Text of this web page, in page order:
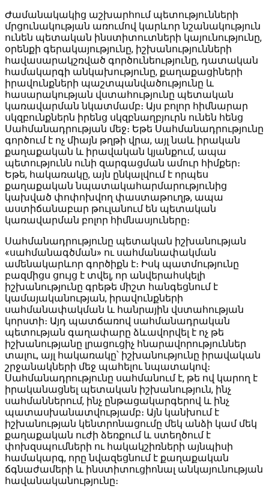
Ժամանակակից աշխարհում պետությունների
մրցունակության առումով կարևոր նշանակություն
ունեն պետական ինստիտուտների կայունությունը,
օրենքի գերակայությունը, իշխանությունների
հավասարակշռված գործունեությունը, դատական
համակարգի անկախությունը, քաղաքացիների
իրավունքների պաշտպանվածությունը և
հասարակության վստահությունը պետական
կառավարման նկատմամբ։ Այս բոլոր հիմնարար
սկզբունքներն իրենց սկզբնաղբյուրն ունեն հենց
Սահմանադրության մեջ։ Եթե Սահմանադրությունը
գործում է ոչ միայն թղթի վրա, այլ նաև իրական
քաղաքական և իրավական կյանքում, ապա
պետությունն ունի զարգացման ամուր հիմքեր։
Եթե, հակառակը, այն ընկալվում է որպես
քաղաքական նպատակահարմարությունից
կախված փոփոխվող փաստաթուղթ, ապա
աստիճանաբար թուլանում են պետական
կառավարման բոլոր հիմնասյուները։
Սահմանադրությունը պետական իշխանության
«սահմանագծման» ու սահմանափակման
ամենակարևոր գործիքն է։ Իսկ պատմությունը
բազմիցս ցույց է տվել, որ անվերահսկելի
իշխանությունը գրեթե միշտ հանգեցնում է
կամայականության, իրավունքների
սահմանափակման և հանրային վստահության
կորստի։ Այդ պատճառով սահմանադրական
պետության գաղափարը ձևավորվել է ոչ թե
իշխանությանը լրացուցիչ հնարավորություններ
տալու, այլ հակառակը՝ իշխանությունը իրավական
շրջանակների մեջ պահելու նպատակով։
Սահմանադրությունը սահմանում է, թե ով կարող է
իրականացնել պետական իշխանություն, ինչ
սահմաններում, ինչ ընթացակարգերով և ինչ
պատասխանատվությամբ։ Այն կանխում է
իշխանության կենտրոնացումը մեկ անձի կամ մեկ
քաղաքական ուժի ձեռքում և ստեղծում է
փոխզսպումների ու հակակշիռների այնպիսի
համակարգ, որը նվազեցնում է քաղաքական
ճգնաժամերի և ինստիտուցիոնալ անկայունության
հավանականությունը։